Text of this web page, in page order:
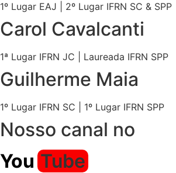
1º Lugar EAJ | 2º Lugar IFRN SC & SPP
Carol Cavalcanti
1ª Lugar IFRN JC | Laureada IFRN SPP
Guilherme Maia
1º Lugar IFRN SC | 1º Lugar IFRN SPP
Nosso canal no
You Tube